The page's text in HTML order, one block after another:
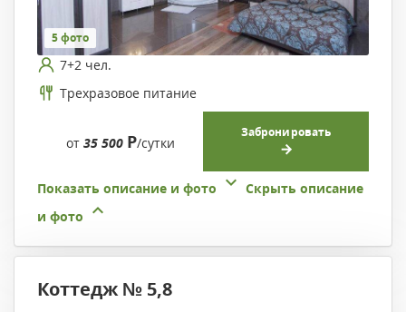
5 фото
7+2 чел.
Трехразовое питание
от 35 500 Р/сутки
Забронировать
Показать описание и фото
Скрыть описание
и фото
Коттедж № 5,8